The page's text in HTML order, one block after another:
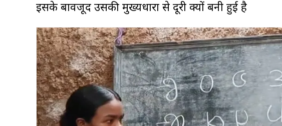
इसके बावजूद उसकी मुख्यधारा से दूरी क्यों बनी हुई है